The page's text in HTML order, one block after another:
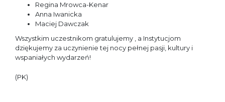
Regina Mrowca-Kenar
Anna Iwanicka
Maciej Dawczak
Wszystkim uczestnikom gratulujemy , a Instytucjom
dziękujemy za uczynienie tej nocy pełnej pasji, kultury i
wspaniałych wydarzeń!
(PK)